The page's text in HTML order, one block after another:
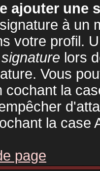
ajouter une
à un
votre profil.
lors
Vous
cochant la
la case
page